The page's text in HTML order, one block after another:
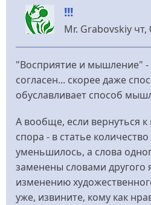
Logos
!!!
Mr. Grabovskiy чт,
"Восприятие и мышление"
согласен... скорее даже
обуславливает способ
А вообще, если вернуться
спора - в статье
уменьшилось, а слова
заменены словами другого
изменению
уже, извините, кому как